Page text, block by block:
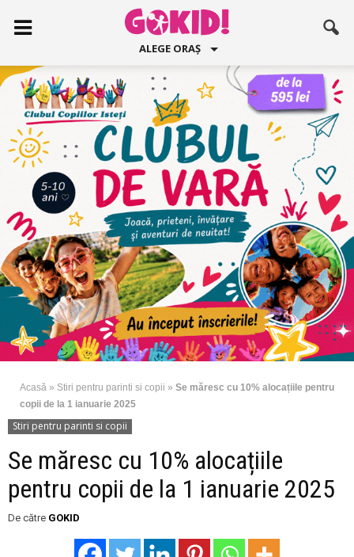
ALEGE ORAȘ
Acasă » Stiri pentru parinti si copii » Se măresc cu 10% alocațiile pentru
copii de la 1 ianuarie 2025
Stiri pentru parinti si copii
Se măresc cu 10% alocațiile
pentru copii de la 1 ianuarie 2025
De către GOKID